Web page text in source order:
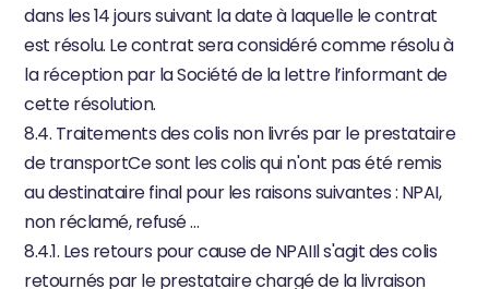
dans les 14 jours suivant la date à laquelle le contrat
est résolu. Le contrat sera considéré comme résolu à
la réception par la Société de la lettre l’informant de
cette résolution.
8.4. Traitements des colis non livrés par le prestataire
de transportCe sont les colis qui n'ont pas été remis
au destinataire final pour les raisons suivantes : NPAI,
non réclamé, refusé …
8.4.1. Les retours pour cause de NPAIIl s'agit des colis
retournés par le prestataire chargé de la livraison